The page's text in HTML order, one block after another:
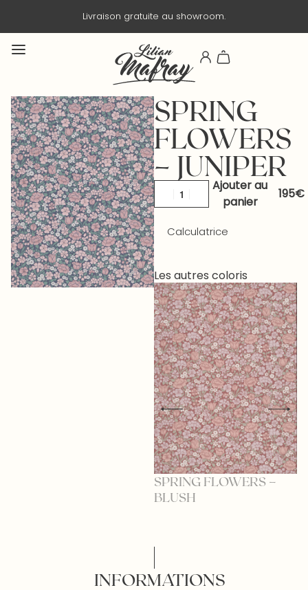
Livraison en 3 jours ouvrés.
SPRING
FLOWERS
– JUNIPER
Ajouter au
panier
Calculatrice
Les autres coloris
SPRING FLOWERS –
BLUSH
INFORMATIONS